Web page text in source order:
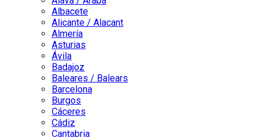
Albacete
Alicante / Alacant
Almería
Asturias
Ávila
Badajoz
Baleares / Balears
Barcelona
Burgos
Cáceres
Cádiz
Cantabria